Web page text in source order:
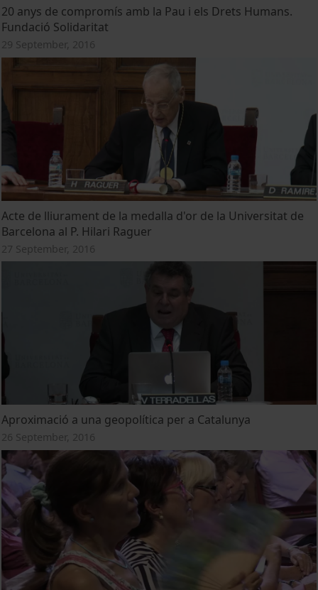
20 anys de compromís amb la Pau i els Drets Humans.
Fundació Solidaritat
29 September, 2016
Acte de lliurament de la medalla d'or de la Universitat de
Barcelona al P. Hilari Raguer
27 September, 2016
Aproximació a una geopolítica per a Catalunya
26 September, 2016